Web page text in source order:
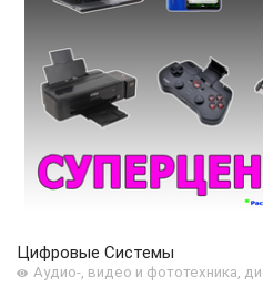
Цифровые Системы
Аудио-, видео и фототехника,